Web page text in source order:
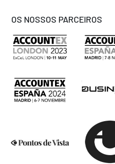
OS NOSSOS PARCEIROS